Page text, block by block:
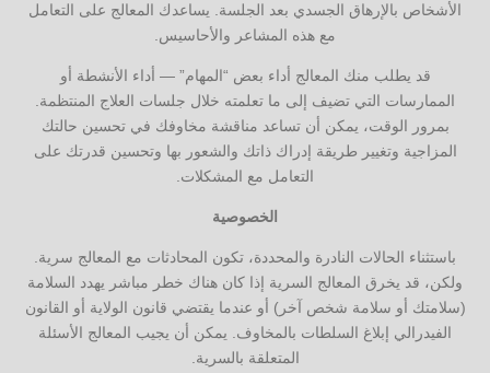
الأشخاص بالإرهاق الجسدي بعد الجلسة. يساعدك المعالج على التعامل
مع هذه المشاعر والأحاسيس.
قد يطلب منك المعالج أداء بعض “المهام” — أداء الأنشطة أو
الممارسات التي تضيف إلى ما تعلمته خلال جلسات العلاج المنتظمة.
بمرور الوقت، يمكن أن تساعد مناقشة مخاوفك في تحسين حالتك
المزاجية وتغيير طريقة إدراك ذاتك والشعور بها وتحسين قدرتك على
التعامل مع المشكلات.
الخصوصية
باستثناء الحالات النادرة والمحددة، تكون المحادثات مع المعالج سرية.
ولكن، قد يخرق المعالج السرية إذا كان هناك خطر مباشر يهدد السلامة
(سلامتك أو سلامة شخص آخر) أو عندما يقتضي قانون الولاية أو القانون
الفيدرالي إبلاغ السلطات بالمخاوف. يمكن أن يجيب المعالج الأسئلة
المتعلقة بالسرية.